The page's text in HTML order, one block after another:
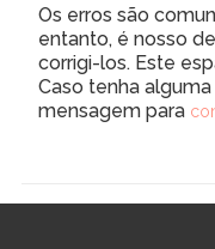
Os erros são
entanto, é nosso
corrigi-los. Este
Caso tenha
mensagem para